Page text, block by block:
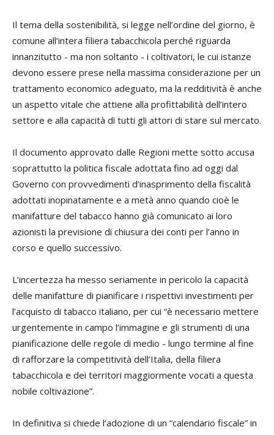
Il tema della sostenibilità, si legge nell’ordine del giorno, è
comune all’intera filiera tabacchicola perché riguarda
innanzitutto - ma non soltanto - i coltivatori, le cui istanze
devono essere prese nella massima considerazione per un
trattamento economico adeguato, ma la redditività è anche
un aspetto vitale che attiene alla profittabilità dell’intero
settore e alla capacità di tutti gli attori di stare sul mercato.
Il documento approvato dalle Regioni mette sotto accusa
soprattutto la politica fiscale adottata fino ad oggi dal
Governo con provvedimenti d’inasprimento della fiscalità
adottati inopinatamente e a metà anno quando cioè le
manifatture del tabacco hanno già comunicato ai loro
azionisti la previsione di chiusura dei conti per l’anno in
corso e quello successivo.
L’incertezza ha messo seriamente in pericolo la capacità
delle manifatture di pianificare i rispettivi investimenti per
l’acquisto di tabacco italiano, per cui “è necessario mettere
urgentemente in campo l’immagine e gli strumenti di una
pianificazione delle regole di medio - lungo termine al fine
di rafforzare la competitività dell’Italia, della filiera
tabacchicola e dei territori maggiormente vocati a questa
nobile coltivazione”.
In definitiva si chiede l’adozione di un “calendario fiscale” in